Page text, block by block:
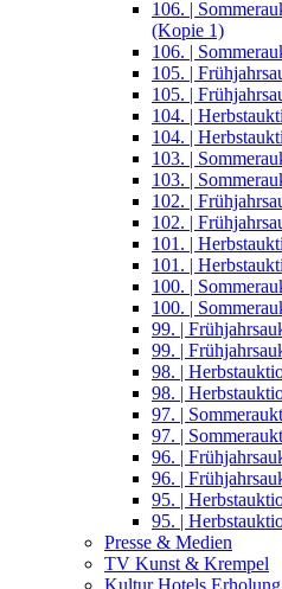
106. |
(Kopie 1)
106. |
105. |
105. |
104. |
104. |
103. |
103. |
102. |
102. |
101. |
101. |
100. |
100. |
99. |
99. |
98. |
98. |
97. |
97. |
96. |
96. |
95. |
95. |
Presse & Medien
TV Kunst & Krempel
Kultur Hotels Erholung